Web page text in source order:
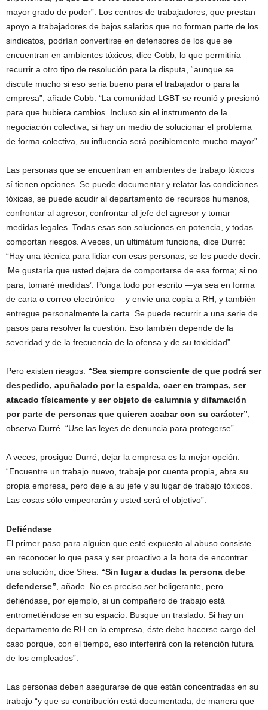
mayor grado de poder”. Los centros de trabajadores, que prestan
apoyo a trabajadores de bajos salarios que no forman parte de los
sindicatos, podrían convertirse en defensores de los que se
encuentran en ambientes tóxicos, dice Cobb, lo que permitiría
recurrir a otro tipo de resolución para la disputa, “aunque se
discute mucho si eso sería bueno para el trabajador o para la
empresa”, añade Cobb. “La comunidad LGBT se reunió y presionó
para que hubiera cambios. Incluso sin el instrumento de la
negociación colectiva, si hay un medio de solucionar el problema
de forma colectiva, su influencia será posiblemente mucho mayor”.
Las personas que se encuentran en ambientes de trabajo tóxicos
sí tienen opciones. Se puede documentar y relatar las condiciones
tóxicas, se puede acudir al departamento de recursos humanos,
confrontar al agresor, confrontar al jefe del agresor y tomar
medidas legales. Todas esas son soluciones en potencia, y todas
comportan riesgos. A veces, un ultimátum funciona, dice Durré:
“Hay una técnica para lidiar con esas personas, se les puede decir:
‘Me gustaría que usted dejara de comportarse de esa forma; si no
para, tomaré medidas’. Ponga todo por escrito —ya sea en forma
de carta o correo electrónico— y envíe una copia a RH, y también
entregue personalmente la carta. Se puede recurrir a una serie de
pasos para resolver la cuestión. Eso también depende de la
severidad y de la frecuencia de la ofensa y de su toxicidad”.
Pero existen riesgos. “Sea siempre consciente de que podrá ser
despedido, apuñalado por la espalda, caer en trampas, ser
atacado físicamente y ser objeto de calumnia y difamación
por parte de personas que quieren acabar con su carácter”
observa Durré. “Use las leyes de denuncia para protegerse”.
A veces, prosigue Durré, dejar la empresa es la mejor opción.
“Encuentre un trabajo nuevo, trabaje por cuenta propia, abra su
propia empresa, pero deje a su jefe y su lugar de trabajo tóxicos.
Las cosas sólo empeorarán y usted será el objetivo”.
Defiéndase
El primer paso para alguien que esté expuesto al abuso consiste
en reconocer lo que pasa y ser proactivo a la hora de encontrar
una solución, dice Shea. “Sin lugar a dudas la persona debe
defenderse” , añade. No es preciso ser beligerante, pero
defiéndase, por ejemplo, si un compañero de trabajo está
entrometiéndose en su espacio. Busque un traslado. Si hay un
departamento de RH en la empresa, éste debe hacerse cargo del
caso porque, con el tiempo, eso interferirá con la retención futura
de los empleados”.
Las personas deben asegurarse de que están concentradas en su
trabajo “y que su contribución está documentada, de manera que